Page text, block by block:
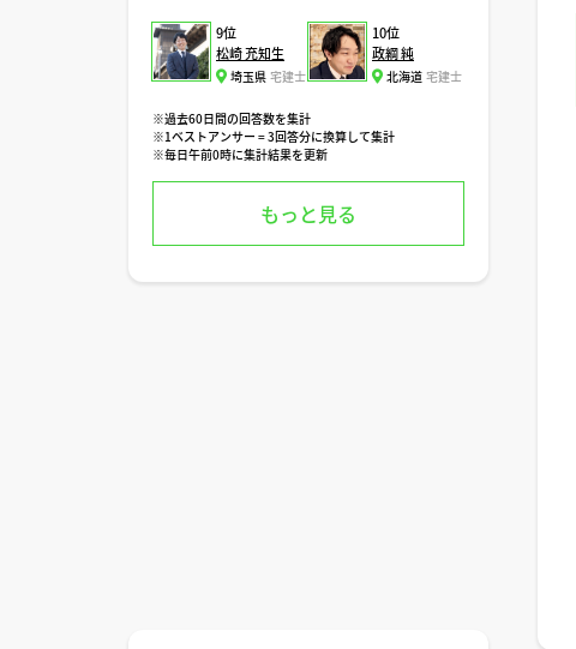
9位
松崎 充知生
宅建士
埼玉県
10位
政綱 純
宅建士
北海道
※過去60日間の回答数を集計
※1ベストアンサー = 3回答分に換算して集計
※毎日午前0時に集計結果を更新
もっと見る